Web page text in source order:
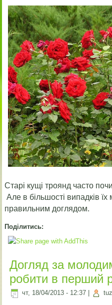
Старі кущі троянд часто
Але в більшості випадків
правильним доглядом.
Поділитись:
Догляд за
робити в перший
чт, 18/04/2013 - 12:37 tuz